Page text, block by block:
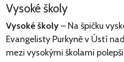
Vysoké školy
Vysoké školy– Na špičku
Evangelisty Purkyně v Ústí
mezi vysokými školami